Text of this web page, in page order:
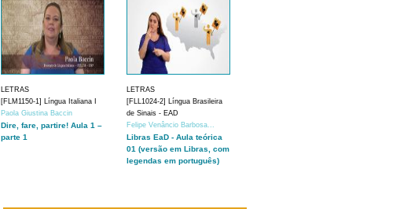
LETRAS
[FLM1150-1] Língua Italiana I
Paola Giustina Baccin
Dire, fare, partire! Aula 1 –
parte 1
LETRAS
[FLL1024-2] Língua Brasileira
de Sinais - EAD
Felipe Venâncio Barbosa...
Libras EaD - Aula teórica
01 (versão em Libras, com
legendas em português)